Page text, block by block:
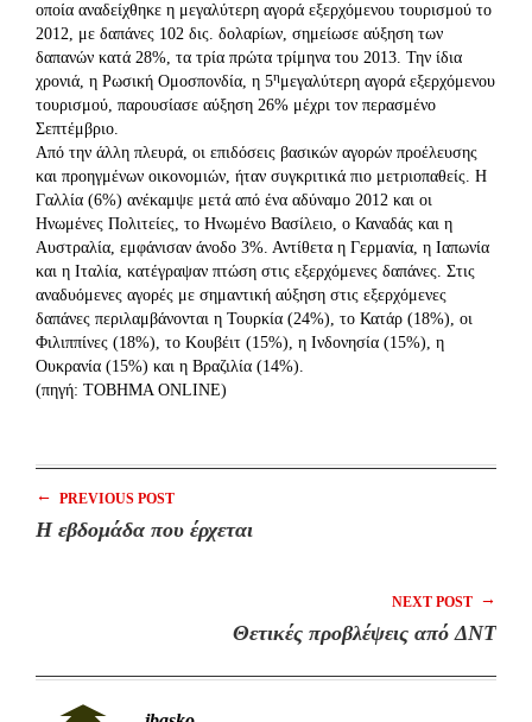
οποία αναδείχθηκε η μεγαλύτερη αγορά εξερχόμενου τουρισμού το
2012, με δαπάνες 102 δις. δολαρίων, σημείωσε αύξηση των
δαπανών κατά 28%, τα τρία πρώτα τρίμηνα του 2013. Την ίδια
χρονιά, η Ρωσική Ομοσπονδία, η 5ημεγαλύτερη αγορά εξερχόμενου
τουρισμού, παρουσίασε αύξηση 26% μέχρι τον περασμένο
Σεπτέμβριο.
Από την άλλη πλευρά, οι επιδόσεις βασικών αγορών προέλευσης
και προηγμένων οικονομιών, ήταν συγκριτικά πιο μετριοπαθείς. Η
Γαλλία (6%) ανέκαμψε μετά από ένα αδύναμο 2012 και οι
Ηνωμένες Πολιτείες, το Ηνωμένο Βασίλειο, ο Καναδάς και η
Αυστραλία, εμφάνισαν άνοδο 3%. Αντίθετα η Γερμανία, η Ιαπωνία
και η Ιταλία, κατέγραψαν πτώση στις εξερχόμενες δαπάνες. Στις
αναδυόμενες αγορές με σημαντική αύξηση στις εξερχόμενες
δαπάνες περιλαμβάνονται η Τουρκία (24%), το Κατάρ (18%), οι
Φιλιππίνες (18%), το Κουβέιτ (15%), η Ινδονησία (15%), η
Ουκρανία (15%) και η Βραζιλία (14%).
(πηγή: TOBHMA ONLINE)
← PREVIOUS POST
Η εβδομάδα που έρχεται
NEXT POST →
Θετικές προβλέψεις από ΔΝΤ